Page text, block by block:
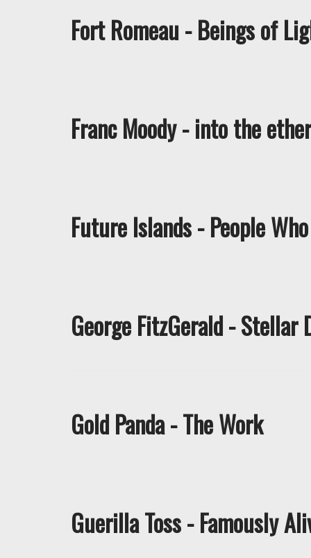
Fort Romeau - Beings of
Franc Moody - into the ether
Future Islands - People
George FitzGerald -
Gold Panda - The Work
Guerilla Toss - Famously